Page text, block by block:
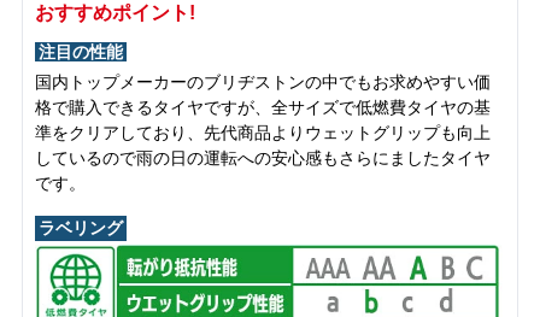
おすすめポイント!
注目の性能
国内トップメーカーのブリヂストンの中でもお求めやすい価
格で購入できるタイヤですが、全サイズで低燃費タイヤの基
準をクリアしており、先代商品よりウェットグリップも向上
しているので雨の日の運転への安心感もさらにましたタイヤ
です。
ラベリング